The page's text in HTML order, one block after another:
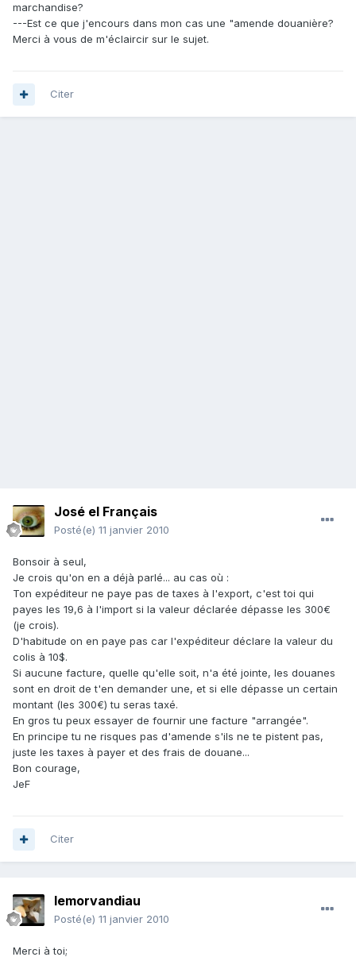
marchandise?
---Est ce que j'encours dans mon cas une "amende douanière?
Merci à vous de m'éclaircir sur le sujet.
Citer
José el Français
Posté(e) 11 janvier 2010
Bonsoir à seul,
Je crois qu'on en a déjà parlé... au cas où :
Ton expéditeur ne paye pas de taxes à l'export, c'est toi qui
payes les 19,6 à l'import si la valeur déclarée dépasse les 300€
(je crois).
D'habitude on en paye pas car l'expéditeur déclare la valeur du
colis à 10$.
Si aucune facture, quelle qu'elle soit, n'a été jointe, les douanes
sont en droit de t'en demander une, et si elle dépasse un certain
montant (les 300€) tu seras taxé.
En gros tu peux essayer de fournir une facture "arrangée".
En principe tu ne risques pas d'amende s'ils ne te pistent pas,
juste les taxes à payer et des frais de douane...
Bon courage,
JeF
Citer
lemorvandiau
Posté(e) 11 janvier 2010
Merci à toi;